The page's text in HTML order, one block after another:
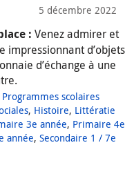
5 décembre 2022
: Venez admirer et
impressionnant d’objets
d’échange à une
Programmes scolaires
, Histoire, Littératie
3e année, Primaire 4e
année, Secondaire 1 / 7e